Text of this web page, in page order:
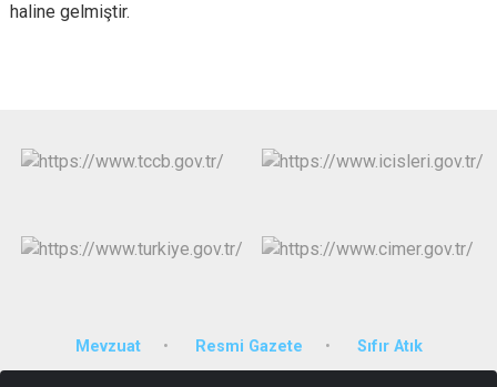
haline gelmiştir.
Mevzuat Resmi Gazete Sıfır Atık